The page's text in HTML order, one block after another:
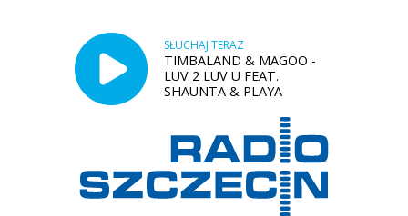
SŁUCHAJ TERAZ
TIMBALAND & MAGOO -
LUV 2 LUV U FEAT.
SHAUNTA & PLAYA